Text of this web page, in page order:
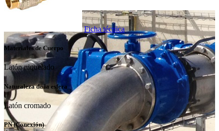
Ficha técnica
Materiales de Cuerpo
Latón niquelado
Naturaleza de la esfera
Latón cromado
PN (Conexión)